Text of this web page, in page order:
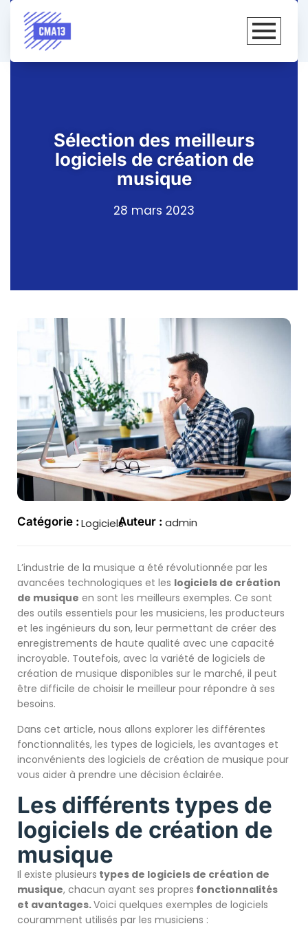
Sélection des meilleurs
logiciels de création de
musique
28 mars 2023
Catégorie : LogicielsAuteur : admin
L’industrie de la musique a été révolutionnée par les
avancées technologiques et les logiciels de création
de musique en sont les meilleurs exemples. Ce sont
des outils essentiels pour les musiciens, les producteurs
et les ingénieurs du son, leur permettant de créer des
enregistrements de haute qualité avec une capacité
incroyable. Toutefois, avec la variété de logiciels de
création de musique disponibles sur le marché, il peut
être difficile de choisir le meilleur pour répondre à ses
besoins.
Dans cet article, nous allons explorer les différentes
fonctionnalités, les types de logiciels, les avantages et
inconvénients des logiciels de création de musique pour
vous aider à prendre une décision éclairée.
Les différents types de
logiciels de création de
musique
Il existe plusieurs types de logiciels de création de
musique, chacun ayant ses propres fonctionnalités
et avantages.Voici quelques exemples de logiciels
couramment utilisés par les musiciens :